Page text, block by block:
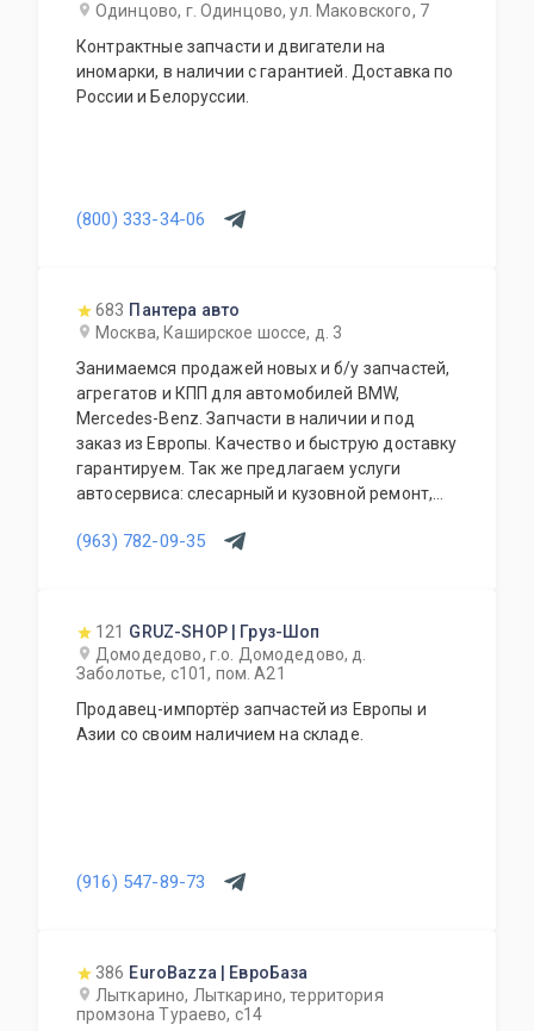
Одинцово, г. Одинцово, ул. Маковского, 7
Контрактные запчасти и двигатели на
иномарки, в наличии с гарантией. Доставка по
России и Белоруссии.
(800) 333-34-06
683 Пантера авто
Москва, Каширское шоссе, д. 3
Занимаемся продажей новых и б/у запчастей,
агрегатов и КПП для автомобилей BMW,
Mercedes-Benz. Запчасти в наличии и под
заказ из Европы. Качество и быструю доставку
гарантируем. Так же предлагаем услуги
автосервиса: слесарный и кузовной ремонт,
(963) 782-09-35
121 GRUZ-SHOP | Груз-Шоп
Домодедово, г.о. Домодедово, д.
Заболотье, с101, пом. А21
Продавец-импортёр запчастей из Европы и
Азии со своим наличием на складе.
(916) 547-89-73
386 EuroBazza | ЕвроБаза
Лыткарино, Лыткарино, территория
промзона Тураево, с14